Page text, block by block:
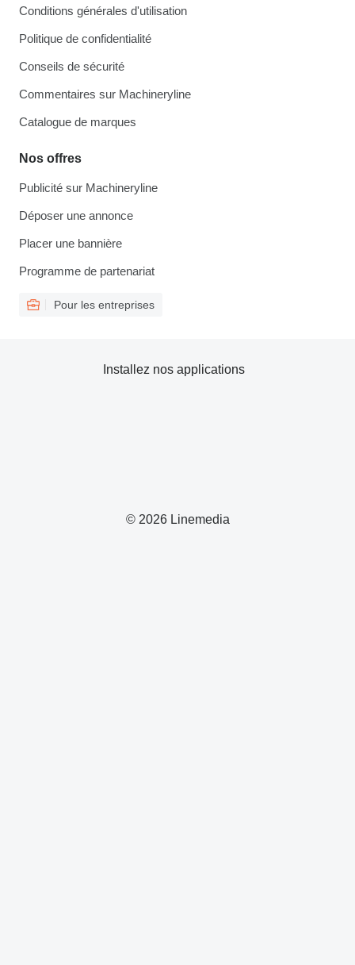
Conditions générales d'utilisation
Politique de confidentialité
Conseils de sécurité
Commentaires sur Machineryline
Catalogue de marques
Nos offres
Publicité sur Machineryline
Déposer une annonce
Placer une bannière
Programme de partenariat
Pour les entreprises
© 2026 Linemedia
Installez nos applications